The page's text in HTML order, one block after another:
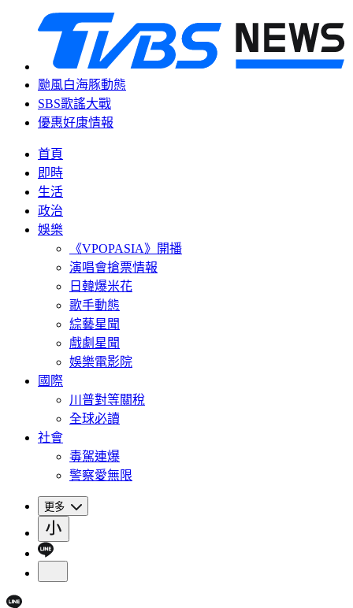
颱風白海豚動態
SBS歌謠大戰
優惠好康情報
首頁
即時
生活
政治
娛樂
《VPOPASIA》開播
演唱會搶票情報
日韓爆米花
歌手動態
綜藝星聞
戲劇星聞
娛樂電影院
國際
川普對等關稅
全球必讀
社會
毒駕連爆
警察愛無限
更多